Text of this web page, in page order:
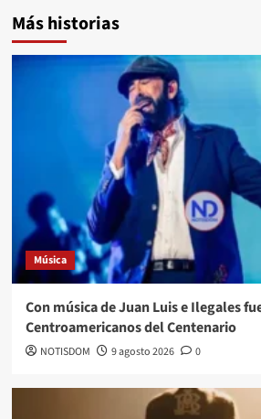
Más historias
Música
Con música de Juan Luis e Ilegales
Centroamericanos del Centenario
NOTISDOM 9 agosto 2026 0